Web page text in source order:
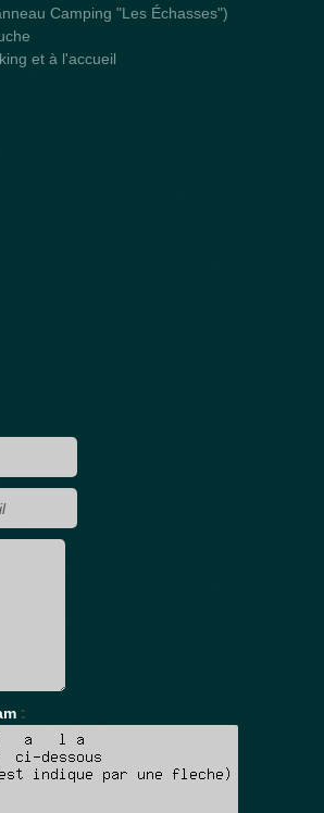
Camping "Les Échasses")
et à l'accueil
: